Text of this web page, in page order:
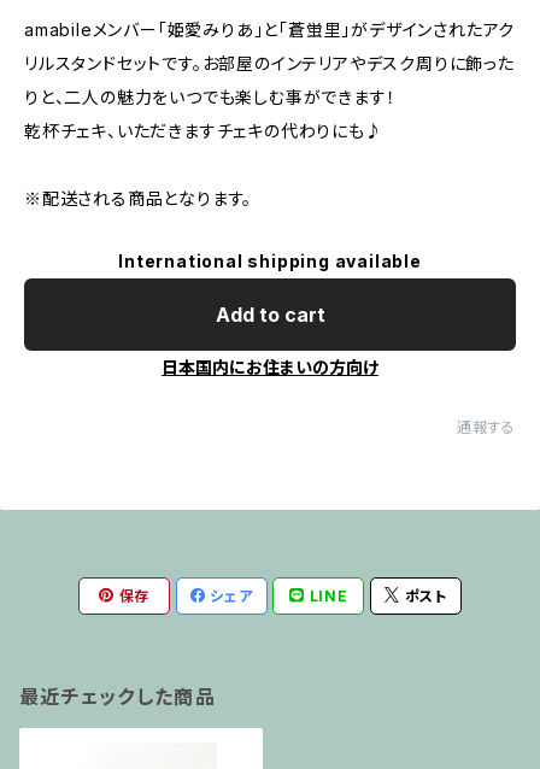
amabileメンバー「姫愛みりあ」と「蒼蛍里」がデザインされたアク
リルスタンドセットです。お部屋のインテリアやデスク周りに飾った
りと、二人の魅力をいつでも楽しむ事ができます！
乾杯チェキ、いただきますチェキの代わりにも♪
※配送される商品となります。
International shipping available
Add to cart
日本国内にお住まいの方向け
通報する
保存 シェア LINE ポスト
最近チェックした商品